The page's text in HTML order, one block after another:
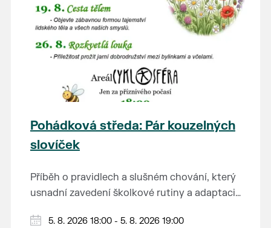
Pohádková středa: Pár kouzelných
slovíček
Příběh o pravidlech a slušném chování, který
usnadní zavedení školkové rutiny a adaptaci
Hraje se jen za příznivého počasí.
5. 8. 2026 18:00 - 5. 8. 2026 19:00